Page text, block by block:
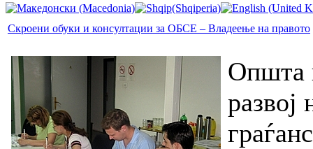
Скроени обуки и консултации за ОБСЕ – Владеење на правото
Општа
развој